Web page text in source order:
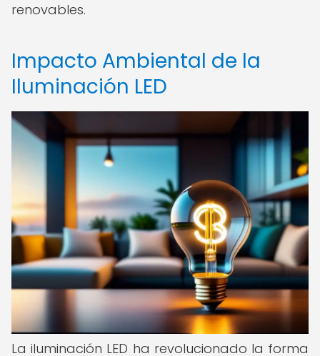
renovables.
Impacto Ambiental de la
Iluminación LED
La iluminación LED ha revolucionado la forma